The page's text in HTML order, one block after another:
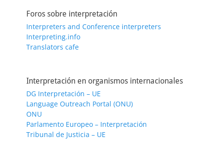
Foros sobre interpretación
Interpreters and Conference interpreters
Interpreting.info
Translators cafe
Interpretación en organismos internacionales
DG Interpretación – UE
Language Outreach Portal (ONU)
ONU
Parlamento Europeo – Interpretación
Tribunal de Justicia – UE